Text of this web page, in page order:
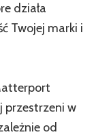
działa
Twojej marki i
przestrzeni w
od